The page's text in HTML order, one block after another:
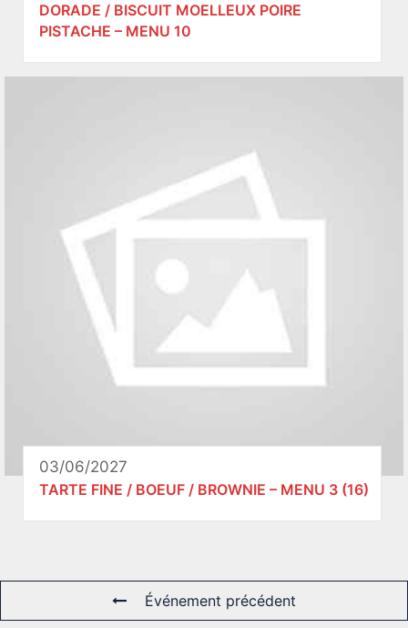
DORADE / BISCUIT MOELLEUX POIRE
PISTACHE – MENU 10
03/06/2027
TARTE FINE / BOEUF / BROWNIE – MENU 3 (16)
Événement précédent